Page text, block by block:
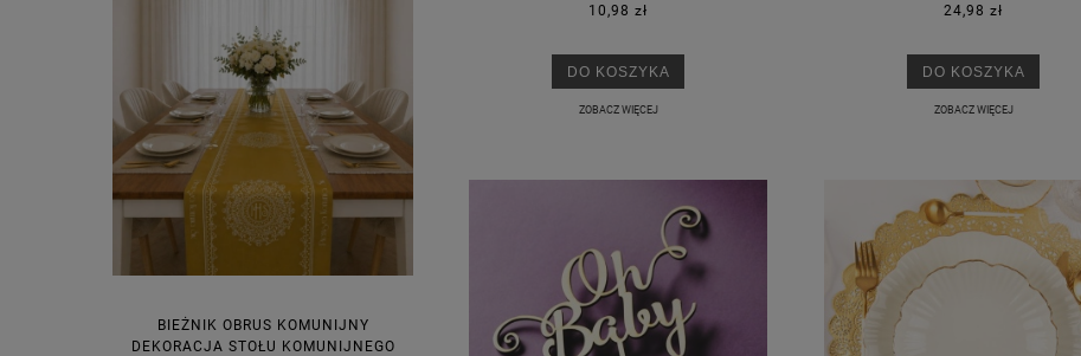
BIEŻNIK OBRUS KOMUNIJNY
DEKORACJA STOŁU KOMUNIJNEGO
10,98 zł
DO KOSZYKA
ZOBACZ WIĘCEJ
24,98 zł
DO KOSZYKA
ZOBACZ WIĘCEJ